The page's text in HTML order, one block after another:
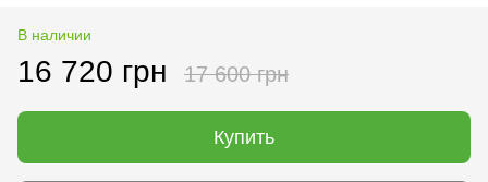
В наличии
16 720 грн 17 600 грн
Купить